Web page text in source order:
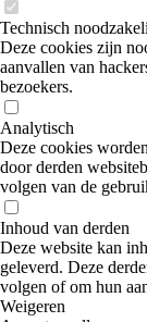
Technisch
Deze cookies zijn
aanvallen van
bezoekers.
Analytisch
Deze cookies
door derden
volgen van de
Inhoud van derden
Deze website kan
geleverd. Deze
volgen of om hun
Weigeren